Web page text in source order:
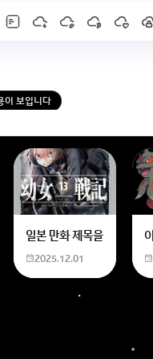
이 보입니다
빼고 나누기 2하면 되는거
보고 싶은데 어디서 봐야할
일본 만화 제목을 찾습니다
2025.12.01